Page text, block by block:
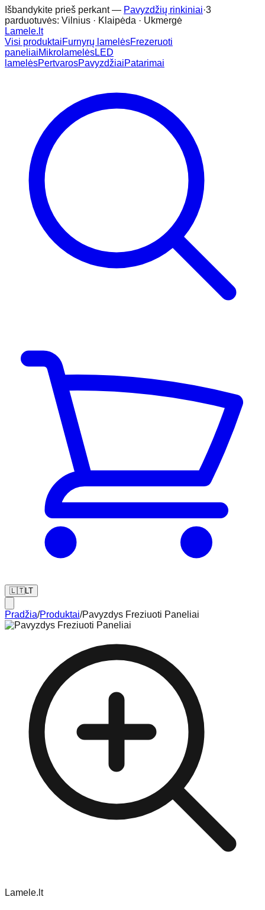
Išbandykite prieš perkant — Pavyzdžių rinkiniai·3
parduotuvės: Vilnius · Klaipėda · Ukmergė
Lamele.lt
Visi produktaiFurnyrų lamelėsFrezeruoti
paneliaiMikrolamelėsLED
lamelėsPertvarosPavyzdžiaiPatarimai
🇱🇹LT
Pradžia/Produktai/Pavyzdys Freziuoti Paneliai
Lamele.lt